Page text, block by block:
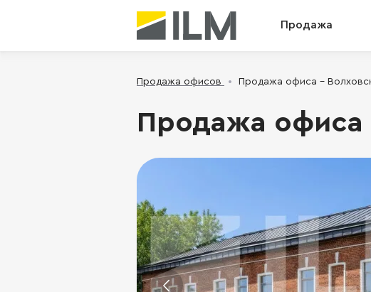
Продажа
Продажа офисов Продажа офиса -
Продажа офиса